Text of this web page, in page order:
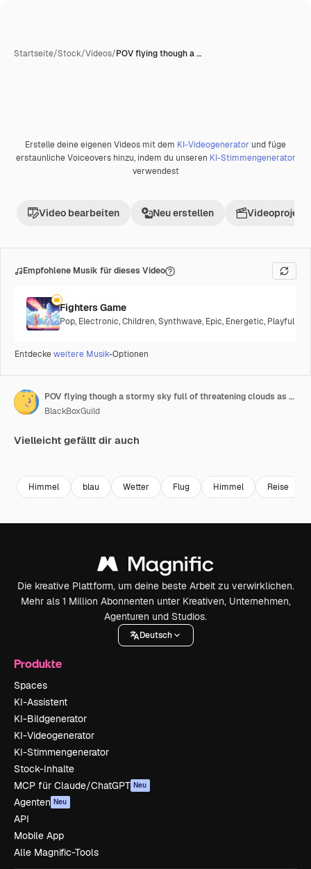
Startseite/Stock/Videos/POV flying though a …
Premium
Erstelle deine eigenen Videos mit dem KI-Videogenerator und füge
erstaunliche Voiceovers hinzu, indem du unseren KI-Stimmengenerator
verwendest
Video bearbeiten Neu erstellen Videoprojekt
Empfohlene Musik für dieses Video
Fighters Game
Pop, Electronic,Children,Synthwave, Epic, Energetic, Playful
Entdeckeweitere Musik-Optionen
POV flying though a stormy sky full of threatening clouds as seen by the pilots of a jet from the cockpit
BlackBoxGuild
Vielleicht gefällt dir auch
Himmel blau Wetter Flug Himmel Reise
Die kreative Plattform, um deine beste Arbeit zu verwirklichen.
Mehr als 1 Million Abonnenten unter Kreativen, Unternehmen,
Agenturen und Studios.
Deutsch
Produkte
Spaces
KI-Assistent
KI-Bildgenerator
KI-Videogenerator
KI-Stimmengenerator
Stock-Inhalte
MCP für Claude/ChatGPT Neu
Agenten Neu
API
Mobile App
Alle Magnific-Tools